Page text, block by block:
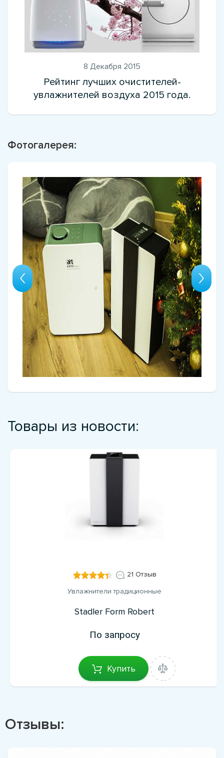
8 Декабря 2015
Рейтинг лучших очистителей-
увлажнителей воздуха 2015 года.
Фотогалерея:
Товары из новости:
21 Отзыв
Увлажнители традиционные
Stadler Form Robert
По запросу
Купить
Отзывы: